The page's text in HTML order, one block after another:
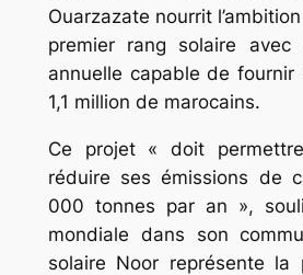
Ouarzazate nourrit
premier rang solaire avec
annuelle capable de fournir
1,1 million de marocains.
Ce projet « doit
réduire ses émissions de
000 tonnes par an »,
mondiale dans son
solaire Noor représente la